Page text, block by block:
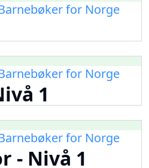
for Norge
for Norge
1
for Norge
- Nivå 1